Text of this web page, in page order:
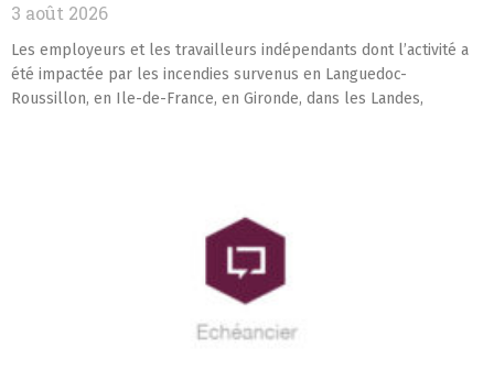
3 août 2026
Les employeurs et les travailleurs indépendants dont l’activité a
été impactée par les incendies survenus en Languedoc-
Roussillon, en Ile-de-France, en Gironde, dans les Landes,